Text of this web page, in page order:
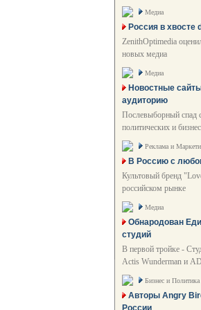
Медиа
Россия в хвосте
ZenithOptimedia
новых медиа
Медиа
Новостные
аудиторию
Послевыборный спад
политических и
Реклама и
В Россию с
Культовый бренд
российском рынке
Медиа
Обнародован
студий
В первой тройке -
Actis Wunderman и
Бизнес и Политика
Авторы Angry
России